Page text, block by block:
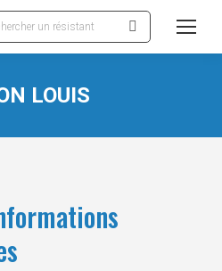
LOUIS